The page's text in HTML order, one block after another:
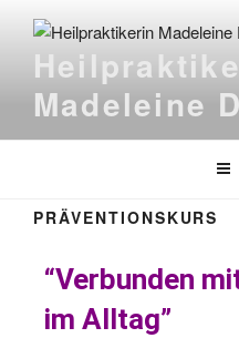
Madeleine
PRÄVENTIONSKURS
“Verbunden
im Alltag”